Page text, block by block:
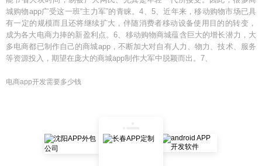
城购物app广受这一班“主力军”的青睐。4、5、近年来，移动购物市场已具
有一定的规模而且还将继续扩大，伴随消费者移动设备使用目的的转变，
成为各大电商力捧的新盈利点。6、移动购物商城蕴含巨大的增长潜力，大
多电商都已制作自己的商城app，不断加大对自有人力、物力、技术、服务
等资源投入，期望在庞大的商城app制作大军中脱颖而出。7、
电商app开发需要多少钱